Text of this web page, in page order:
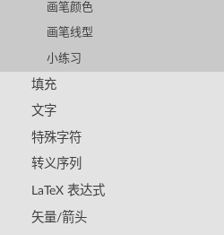
画笔颜色
画笔线型
小练习
填充
文字
特殊字符
转义序列
LaTeX 表达式
矢量/箭头